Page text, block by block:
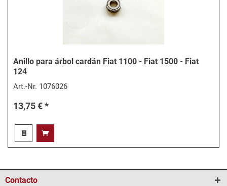
Anillo para árbol cardán Fiat 1100 - Fiat 1500 - Fiat
124
Art.-Nr. 1076026
13,75 € *
Contacto